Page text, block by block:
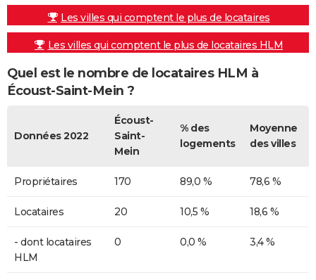
Les villes qui comptent le plus de locataires
Les villes qui comptent le plus de locataires HLM
Quel est le nombre de locataires HLM à
Écoust-Saint-Mein ?
Données 2022
Écoust-
Saint-
Mein
% des
logements
Moyenne
des villes
Propriétaires 170 89,0 % 78,6 %
Locataires 20 10,5 % 18,6 %
- dont locataires
HLM
0 0,0 % 3,4 %